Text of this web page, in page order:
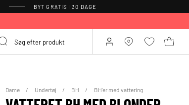
BYT GRATIS I 30 DAGE
Dame Undertøj BH BH'er med vattering